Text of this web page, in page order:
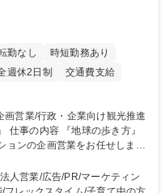
勤なし
時短勤務あり
週休2日制
交通費支給
ョンの企画営業をお任せしま
旅行、インバウンド）で地域
地球の歩
ンドであり、国内旅行において
人営業/広告/PR/マーケティン